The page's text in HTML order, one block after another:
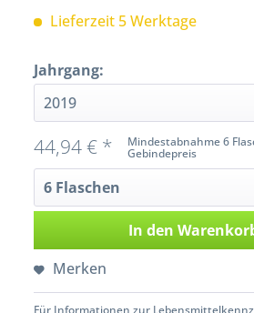
Lieferzeit 5 Werktage
Jahrgang:
Mindestabnahme 6
Gebindepreis
44,94 € *
In den
Merken
Für Informationen zur